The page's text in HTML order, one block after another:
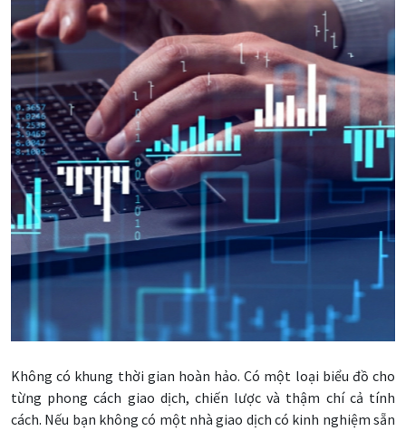
Không có khung thời gian hoàn hảo. Có một loại biểu đồ cho
từng phong cách giao dịch, chiến lược và thậm chí cả tính
cách. Nếu bạn không có một nhà giao dịch có kinh nghiệm sẵn